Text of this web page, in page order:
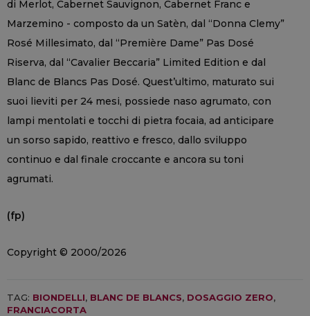
di Merlot, Cabernet Sauvignon, Cabernet Franc e
Marzemino - composto da un Satèn, dal “Donna Clemy”
Rosé Millesimato, dal “Première Dame” Pas Dosé
Riserva, dal “Cavalier Beccaria” Limited Edition e dal
Blanc de Blancs Pas Dosé. Quest’ultimo, maturato sui
suoi lieviti per 24 mesi, possiede naso agrumato, con
lampi mentolati e tocchi di pietra focaia, ad anticipare
un sorso sapido, reattivo e fresco, dallo sviluppo
continuo e dal finale croccante e ancora su toni
agrumati.
(fp)
Copyright © 2000/2026
TAG: BIONDELLI, BLANC DE BLANCS, DOSAGGIO ZERO,
FRANCIACORTA